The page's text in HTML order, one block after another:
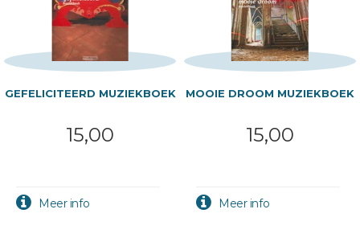
GEFELICITEERD MUZIEKBOEK
15,00
MOOIE DROOM MUZIEKBOEK
15,00